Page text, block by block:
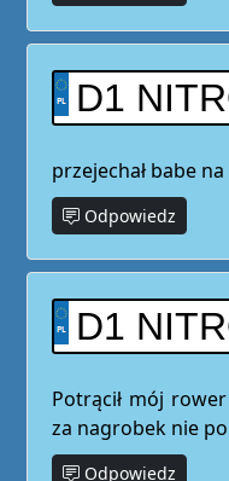
D1
przejechał babe
Odpowiedz
D1
Potrącił mój
za nagrobek nie
Odpowiedz